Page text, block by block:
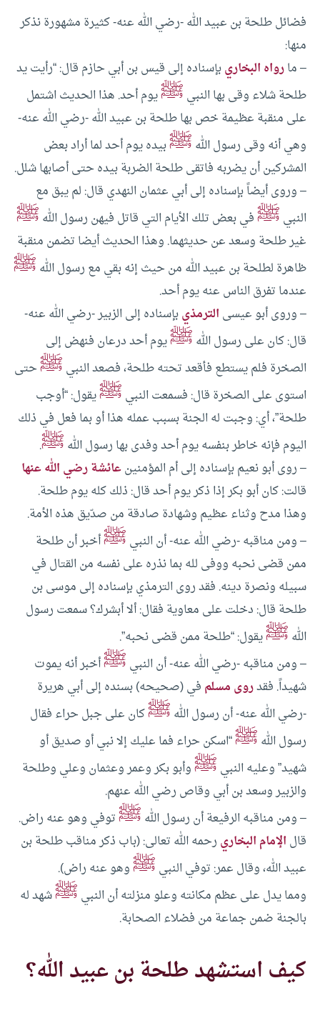
فضائل طلحة بن عبيد الله -رضي الله عنه- كثيرة مشهورة نذكر
منها:
– مارواه البخاريبإسناده إلى قيس بن أبي حازم قال: “رأيت يد
طلحة شلاء وقى بها النبي ﷺيوم أحد. هذا الحديث اشتمل
على منقبة عظيمة خص بها طلحة بن عبيد الله -رضي الله عنه-
وهي أنه وقى رسول الله ﷺبيده يوم أحد لما أراد بعض
المشركين أن يضربه فاتقى طلحة الضربة بيده حتى أصابها شلل.
– وروى أيضاً بإسناده إلى أبي عثمان النهدي قال: لم يبق مع
النبي ﷺفي بعض تلك الأيام التي قاتل فيهن رسول الله ﷺ
غير طلحة وسعد عن حديثهما. وهذا الحديث أيضا تضمن منقبة
ظاهرة لطلحة بن عبيد الله من حيث إنه بقي مع رسول الله ﷺ
عندما تفرق الناس عنه يوم أحد.
– وروى أبو عيسى الترمذيبإسناده إلى الزبير -رضي الله عنه-
قال: كان على رسول الله ﷺيوم أحد درعان فنهض إلى
الصخرة فلم يستطع فأقعد تحته طلحة، فصعد النبي ﷺحتى
استوى على الصخرة قال: فسمعت النبي ﷺيقول: “أوجب
طلحة”، أي: وجبت له الجنة بسبب عمله هذا أو بما فعل في ذلك
اليوم فإنه خاطر بنفسه يوم أحد وفدى بها رسول الله ﷺ.
– روى أبو نعيم بإسناده إلى أم المؤمنينعائشة رضي الله عنها
قالت: كان أبو بكر إذا ذكر يوم أحد قال: ذلك كله يوم طلحة.
وهذا مدح وثناء عظيم وشهادة صادقة من صدّيق هذه الأمة.
– ومن مناقبه -رضي الله عنه- أن النبي ﷺأخبر أن طلحة
ممن قضى نحبه ووفى لله بما نذره على نفسه من القتال في
سبيله ونصرة دينه. فقد روى الترمذي بإسناده إلى موسى بن
طلحة قال: دخلت على معاوية فقال: ألا أبشرك؟ سمعت رسول
الله ﷺيقول: “طلحة ممن قضى نحبه”.
– ومن مناقبه -رضي الله عنه- أن النبي ﷺأخبر أنه يموت
شهيداً. فقدروى مسلم في (صحيحه) بسنده إلى أبي هريرة
-رضي الله عنه- أن رسول الله ﷺكان على جبل حراء فقال
رسول الله ﷺ“اسكن حراء فما عليك إلا نبي أو صديق أو
شهيد” وعليه النبي ﷺوأبو بكر وعمر وعثمان وعلي وطلحة
والزبير وسعد بن أبي وقاص رضي الله عنهم.
– ومن مناقبه الرفيعة أن رسول الله ﷺتوفي وهو عنه راض.
قال الإمام البخاري رحمه الله تعالى: (باب ذكر مناقب طلحة بن
عبيد الله، وقال عمر: توفي النبي ﷺوهو عنه راض).
ومما يدل على عظم مكانته وعلو منزلته أن النبي ﷺشهد له
بالجنة ضمن جماعة من فضلاء الصحابة.
كيف استشهد طلحة بن عبيد الله؟